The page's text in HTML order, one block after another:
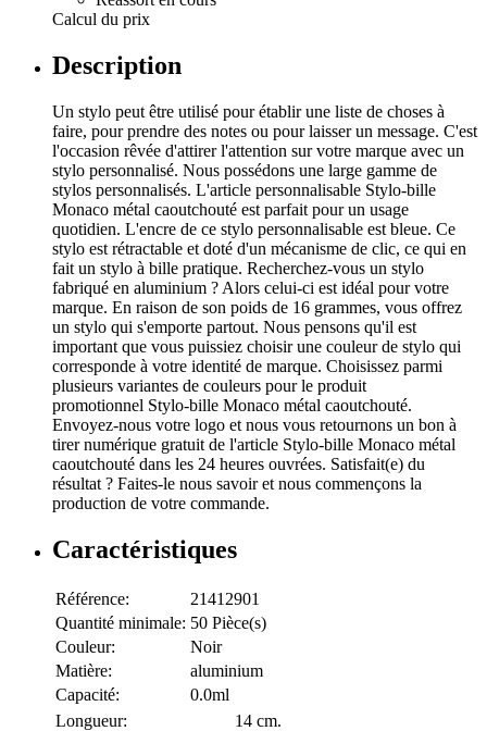
Calcul du prix
Description
Un stylo peut être utilisé pour établir une liste de choses à
faire, pour prendre des notes ou pour laisser un message. C'est
l'occasion rêvée d'attirer l'attention sur votre marque avec un
stylo personnalisé. Nous possédons une large gamme de
stylos personnalisés. L'article personnalisable Stylo-bille
Monaco métal caoutchouté est parfait pour un usage
quotidien. L'encre de ce stylo personnalisable est bleue. Ce
stylo est rétractable et doté d'un mécanisme de clic, ce qui en
fait un stylo à bille pratique. Recherchez-vous un stylo
fabriqué en aluminium ? Alors celui-ci est idéal pour votre
marque. En raison de son poids de 16 grammes, vous offrez
un stylo qui s'emporte partout. Nous pensons qu'il est
important que vous puissiez choisir une couleur de stylo qui
corresponde à votre identité de marque. Choisissez parmi
plusieurs variantes de couleurs pour le produit
promotionnel Stylo-bille Monaco métal caoutchouté.
Envoyez-nous votre logo et nous vous retournons un bon à
tirer numérique gratuit de l'article Stylo-bille Monaco métal
caoutchouté dans les 24 heures ouvrées. Satisfait(e) du
résultat ? Faites-le nous savoir et nous commençons la
production de votre commande.
Caractéristiques
Référence:
21412901
Quantité minimale: 50 Pièce(s)
Couleur:
Noir
Matière:
aluminium
Capacité:
0.0ml
Longueur:
14 cm.